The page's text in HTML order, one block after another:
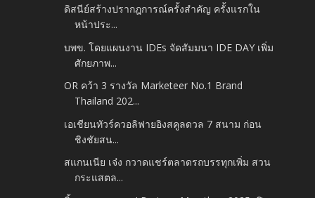
ดิสนีย์สร้างปรากฎการณ์ครั้งสำคัญ ครั้งแรกใน
หน้าประ...
บพข. โดยแผนงาน IDEs จัดสัมมนา IDE DAY เพิ่ม
ศักยภาพ...
OR คว้า 3 รางวัล Marketeer No.1 Brand
Thailand 202...
เอเชียนทัวร์ควอลิฟายอิงสคูลดวล 7 สนาม ก่อน
ชิงชัยสน...
สแกนเนีย เจ๋ง กวาดแชร์ตลาดรถบรรทุกเพิ่ม สวน
กระแสตล...